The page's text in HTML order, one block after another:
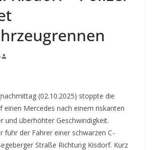
(02.10.2025) stoppte die
einen Mercedes nach einem riskanten
und überhöhter Geschwindigkeit.
fuhr der Fahrer einer schwarzen C-
Straße Richtung Kisdorf. Kurz